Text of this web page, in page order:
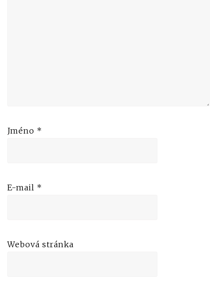
Jméno *
E-mail *
Webová stránka